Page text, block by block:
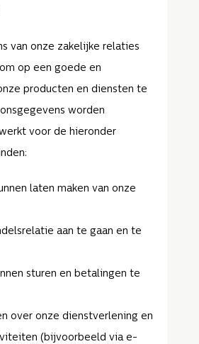
van onze zakelijke relaties
op een goede en
producten en diensten te
worden
voor de hieronder
laten maken van onze
aan te gaan en te
sturen en betalingen te
over onze dienstverlening en
(bijvoorbeeld via e-